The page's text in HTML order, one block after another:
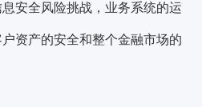
安全风险挑战，业务系统的运
资产的安全和整个金融市场的